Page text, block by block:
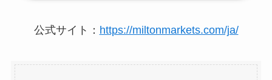
公式サイト： https://miltonmarkets.com/ja/